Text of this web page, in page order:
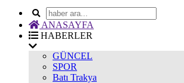
ANASAYFA
HABERLER
GÜNCEL
SPOR
Batı Trakya